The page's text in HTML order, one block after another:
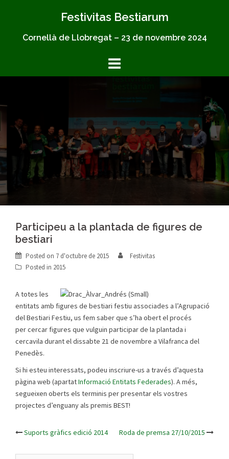
Festivitas Bestiarum
Cornellà de Llobregat – 23 de novembre 2024
Participeu a la plantada de figures de
bestiari
Posted on 7 d'octubre de 2015
Festivitas
Posted in 2015
A totes les
entitats amb figures de bestiari festiu associades a l’Agrupació
del Bestiari Festiu, us fem saber que s’ha obert el procés
per cercar figures que vulguin participar de la plantada i
cercavila durant el dissabte 21 de novembre a Vilafranca del
Penedès.
Si hi esteu interessats, podeu inscriure-us a través d’aquesta
pàgina web (apartatInformació Entitats Federades). A més,
segueixen oberts els terminis per presentar els vostres
projectes d’enguany als premis BEST!
Post
Suports gràfics edició 2014 Roda de premsa 27/10/2015